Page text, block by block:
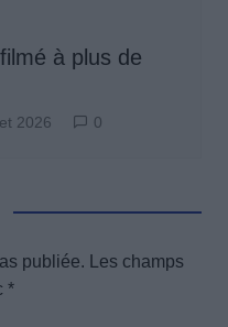
à plus de
2026 0
publiée.
Les champs
*